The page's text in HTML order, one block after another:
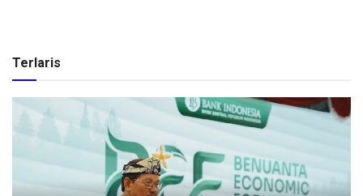
Terlaris